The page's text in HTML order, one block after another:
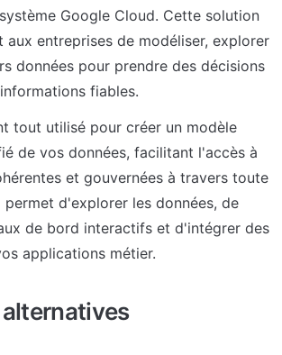
Google Cloud. Cette solution
aux entreprises de modéliser, explorer
données pour prendre des décisions
fiables.
tout utilisé pour créer un modèle
de vos données, facilitant l'accès à
et gouvernées à travers toute
permet d'explorer les données, de
de bord interactifs et d'intégrer des
applications métier.